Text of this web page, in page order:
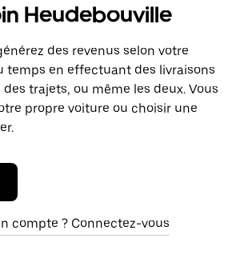
Heudebouville
des revenus selon votre
temps en effectuant des livraisons
trajets, ou même les deux. Vous
propre voiture ou choisir une
compte ? Connectez-vous